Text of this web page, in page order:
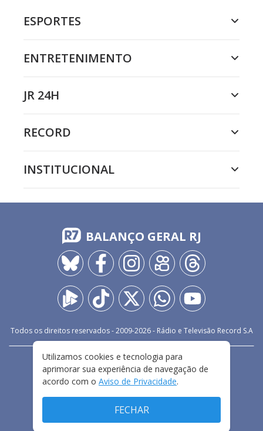
ESPORTES
ENTRETENIMENTO
JR 24H
RECORD
INSTITUCIONAL
BALANÇO GERAL RJ
Todos os direitos reservados - 2009-2026- Rádio e Televisão Record S.A
FALE CONOSCO
PRIVACIDADE
TERMOS E CONDIÇÕES DE USO
Utilizamos cookies e tecnologia para
aprimorar sua experiência de navegação de
acordo com o Aviso de Privacidade.
FECHAR